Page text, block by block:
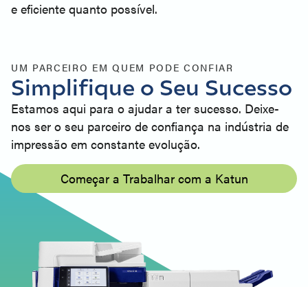
e eficiente quanto possível.
UM PARCEIRO EM QUEM PODE CONFIAR
Simplifique o Seu Sucesso
Estamos aqui para o ajudar a ter sucesso. Deixe-
nos ser o seu parceiro de confiança na indústria de
impressão em constante evolução.
Começar a Trabalhar com a Katun